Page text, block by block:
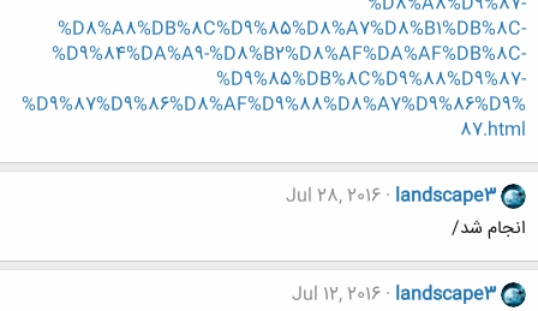
%D8%A8%DB%8C%D9%85%D8%A7%D8%B1%DB%8C-
%D9%84%DA%A9-%D8%B2%D8%AF%DA%AF%DB%8C-
%D9%85%DB%8C%D9%88%D9%87-
%D9%87%D9%86%D8%AF%D9%88%D8%A7%D9%86%D9%
87.html
landscape3
Jul 28, 2016
انجام شد/
landscape3
Jul 12, 2016